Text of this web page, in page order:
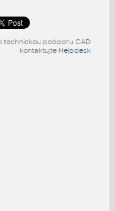
technickou podporu CAD
kontaktujte Helpdesk